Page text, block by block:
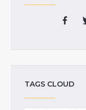
TAGS CLOUD